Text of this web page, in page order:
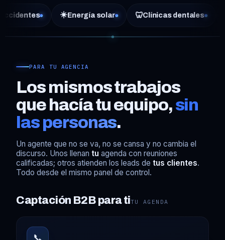
☀️Energía solar 🦷Clínicas dentales ❄️
PARA TU AGENCIA
Los mismos trabajos
que hacía tu equipo,sin
las personas.
Un agente que no se va, no se cansa y no cambia el
discurso. Unos llenantu agenda con reuniones
calificadas; otros atienden los leads detus clientes.
Todo desde el mismo panel de control.
Captación B2B para tiTU AGENDA
📞